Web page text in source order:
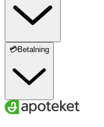
💳Betalning